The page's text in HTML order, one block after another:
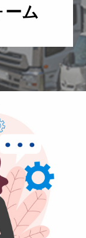
ーム